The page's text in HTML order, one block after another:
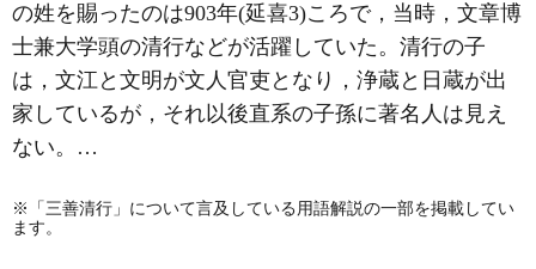
の姓を賜ったのは903年(延喜3)ころで，当時，文章博
士兼大学頭の清行などが活躍していた。清行の子
は，文江と文明が文人官吏となり， 浄蔵と 日蔵が出
家しているが，それ以後直系の子孫に著名人は見え
ない。…
※「三善清行」について言及している用語解説の一部を掲載してい
ます。